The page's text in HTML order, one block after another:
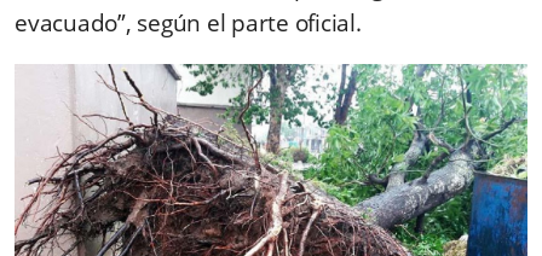
evacuado”, según el parte oficial.